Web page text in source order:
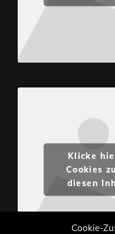
Cookie-
Klicke
Cookies
diesen